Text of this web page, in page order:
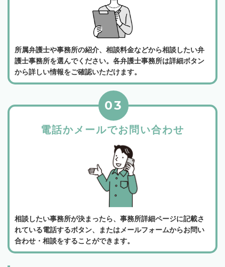
所属弁護士や事務所の紹介、相談料金などから相談したい弁
護士事務所を選んでください。各弁護士事務所は詳細ボタン
から詳しい情報をご確認いただけます。
電話かメールでお問い合わせ
03
相談したい事務所が決まったら、事務所詳細ページに記載さ
れている電話するボタン、またはメールフォームからお問い
合わせ・相談をすることができます。